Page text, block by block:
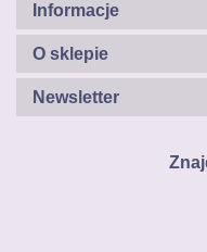
Informacje
O sklepie
Newsletter